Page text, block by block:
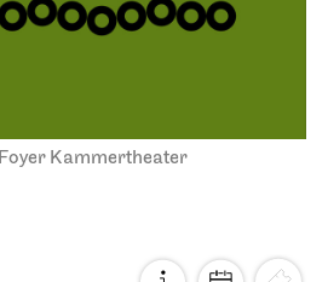
Foyer Kammertheater